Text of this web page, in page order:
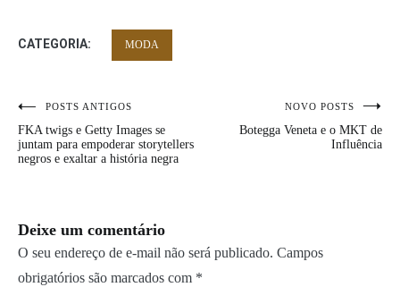
CATEGORIA: MODA
Navegação
de
POSTS ANTIGOS
FKA twigs e Getty Images se
juntam para empoderar storytellers
negros e exaltar a história negra
NOVO POSTS
Botegga Veneta e o MKT de
Influência
Deixe um comentário
O seu endereço de e-mail não será publicado. Campos
obrigatórios são marcados com *